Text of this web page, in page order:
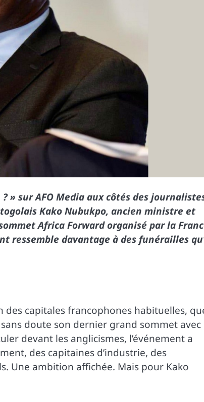
» sur AFO Media aux côtés des
Kako Nubukpo, ancien ministre et
Africa Forward organisé par la
ressemble davantage à des funérailles
des capitales francophones habituelles,
doute son dernier grand sommet avec
devant les anglicismes, l’événement a
des capitaines d’industrie, des
Une ambition affichée. Mais pour Kako